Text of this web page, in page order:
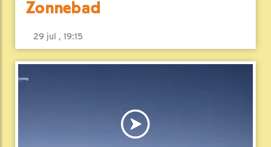
Zonnebad
29 jul , 19:15